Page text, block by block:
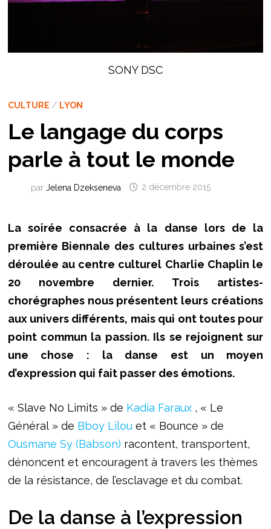
SONY DSC
CULTURE / LYON
Le langage du corps
parle à tout le monde
par Jelena Dzekseneva 2 décembre 2015
La soirée consacrée à la danse lors de la
première Biennale des cultures urbaines s’est
déroulée au centre culturel Charlie Chaplin le
20 novembre dernier. Trois artistes-
chorégraphes nous présentent leurs créations
aux univers différents, mais qui ont toutes pour
point commun la passion. Ils se rejoignent sur
une chose : la danse est un moyen
d’expression qui fait passer des émotions.
« Slave No Limits » de Kadia Faraux , « Le
Général » de Bboy Lilouet « Bounce » de
Ousmane Sy (Babson) racontent, transportent,
dénoncent et encouragent à travers les thèmes
de la résistance, de l’esclavage et du combat.
De la danse à l’expression